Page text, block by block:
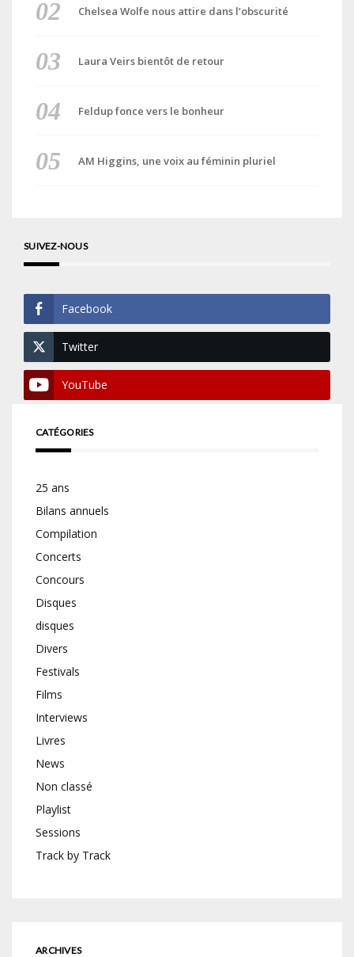
Chelsea Wolfe nous attire dans l’obscurité
Laura Veirs bientôt de retour
Feldup fonce vers le bonheur
AM Higgins, une voix au féminin pluriel
SUIVEZ-NOUS
Facebook
Twitter
YouTube
CATÉGORIES
25 ans
Bilans annuels
Compilation
Concerts
Concours
Disques
disques
Divers
Festivals
Films
Interviews
Livres
News
Non classé
Playlist
Sessions
Track by Track
ARCHIVES